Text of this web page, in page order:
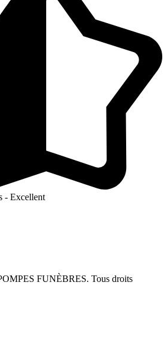
- Excellent
FUNÈBRES. Tous droits